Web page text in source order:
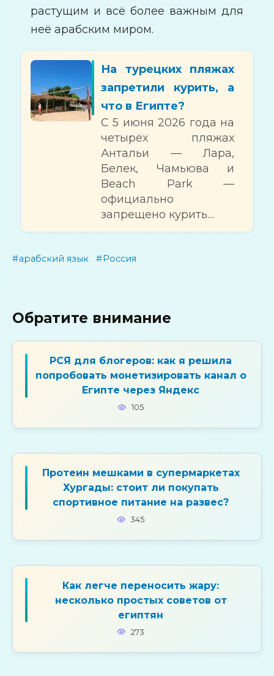
растущим и всё более важным для
неё арабским миром.
На турецких пляжах
запретили курить, а
что в Египте?
С 5 июня 2026 года на
четырёх пляжах
Антальи — Лара,
Белек, Чамьюва и
Beach Park —
официально
запрещено курить....
арабский язык Россия
Обратите внимание
РСЯ для блогеров: как я решила
попробовать монетизировать канал о
Египте через Яндекс
105
Протеин мешками в супермаркетах
Хургады: стоит ли покупать
спортивное питание на развес?
345
Как легче переносить жару:
несколько простых советов от
египтян
273